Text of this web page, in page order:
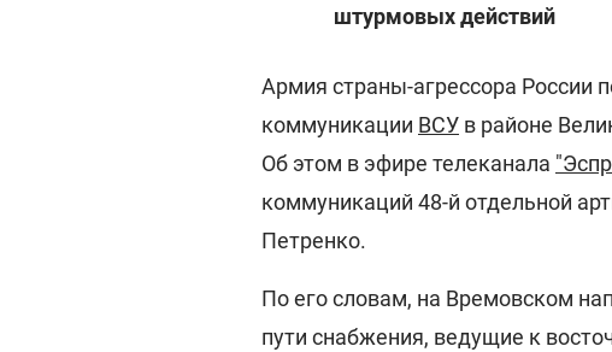
штурмовых действий
Армия страны-агрессора России
коммуникации ВСУ в районе
Об этом в эфире телеканала
коммуникаций 48-й отдельной
Петренко.
По его словам, на Времовском
пути снабжения, ведущие к